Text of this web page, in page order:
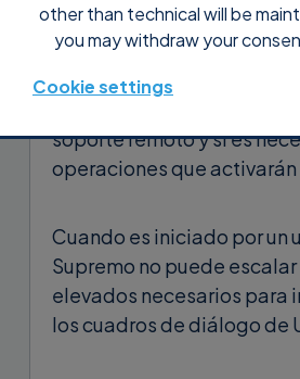
other than technical will be
you may withdraw your
Cookie settings
Supremo tiene la
interactuar con las
iniciarse como
característica muy útil si
soporte remoto y si es
operaciones que activarán
Cuando es iniciado por un
Supremo no puede
elevados necesarios para
los cuadros de diálogo de